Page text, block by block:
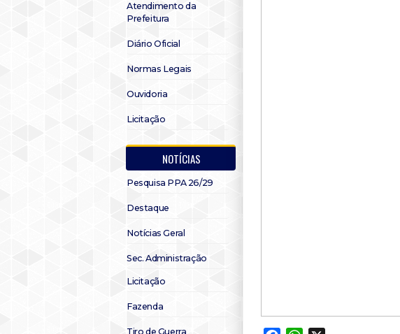
Atendimento da
Prefeitura
Diário Oficial
Normas Legais
Ouvidoria
Licitação
NOTÍCIAS
Pesquisa PPA 26/29
Destaque
Notícias Geral
Sec. Administração
Licitação
Fazenda
Tiro de Guerra